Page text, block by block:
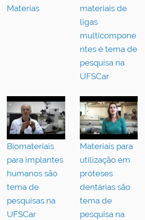
Materias
materiais de
ligas
multicompone
ntes é tema de
pesquisa na
UFSCar
Biomateriais
para implantes
humanos são
tema de
pesquisas na
UFSCar
Materiais para
utilização em
próteses
dentárias são
tema de
pesquisa na